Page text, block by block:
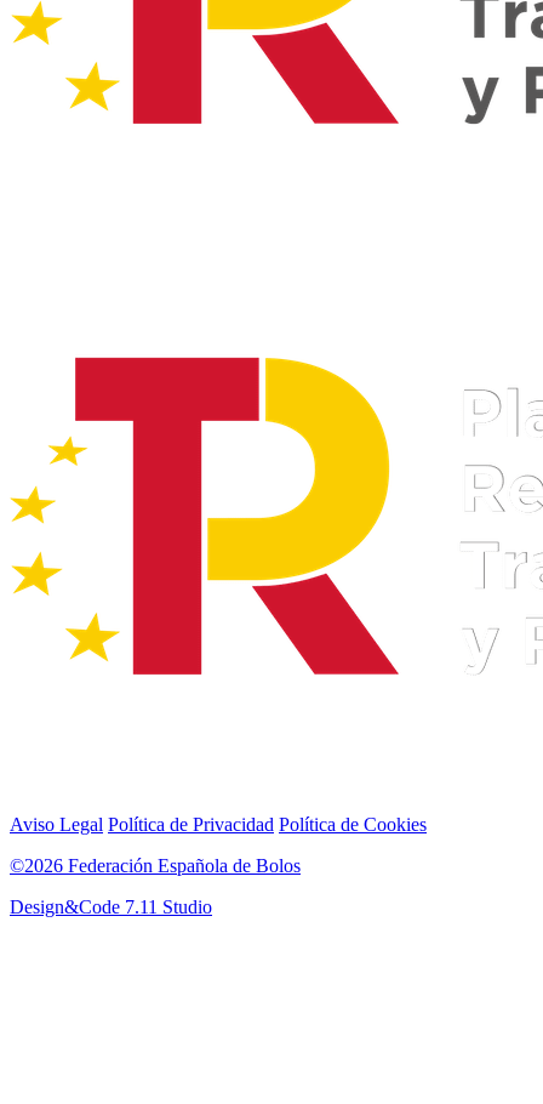
Aviso Legal Política de Privacidad Política de Cookies
©2026 Federación Española de Bolos
Design&Code 7.11 Studio